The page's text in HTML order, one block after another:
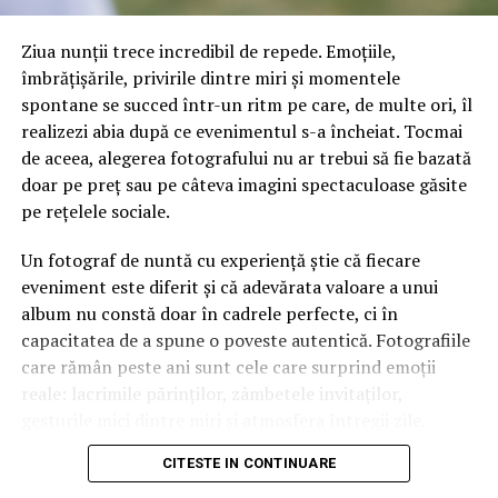
Germania de la aproximativ 80 de euro, poziționându-se
ca alternativă considerabil mai ieftină decât trenul,
mașina personală sau avionul. Printre beneficiile incluse
în preț se numără posibilitatea de a transporta bagaje
de până la 70 kg, plus un bagaj de mână, gratuit, precum
și reduceri pentru copii, studenți, pensionari și grupuri
mai mari de 4 persoane.
Siguranță și confort pe traseu
Fiecare cursă către Germania este realizată cu doi șoferi
profesioniști cu experiență pe distanțe lungi, folosind
microbuze moderne, curate și bine echipate. Compania
efectuează opriri regulate pe traseu, pentru confortul
Destinații principale în Germania
Ziua nunții trece incredibil de repede. Emoțiile,
îmbrățișările, privirile dintre miri și momentele
spontane se succed într-un ritm pe care, de multe ori, îl
realizezi abia după ce evenimentul s-a încheiat. Tocmai
de aceea, alegerea fotografului nu ar trebui să fie bazată
doar pe preț sau pe câteva imagini spectaculoase găsite
pe rețelele sociale.
Un fotograf de nuntă cu experiență știe că fiecare
eveniment este diferit și că adevărata valoare a unui
album nu constă doar în cadrele perfecte, ci în
capacitatea de a spune o poveste autentică. Fotografiile
care rămân peste ani sunt cele care surprind emoții
reale: lacrimile părinților, zâmbetele invitaților,
În ultimii ani, stilul documentar a devenit tot mai
CITESTE IN CONTINUARE